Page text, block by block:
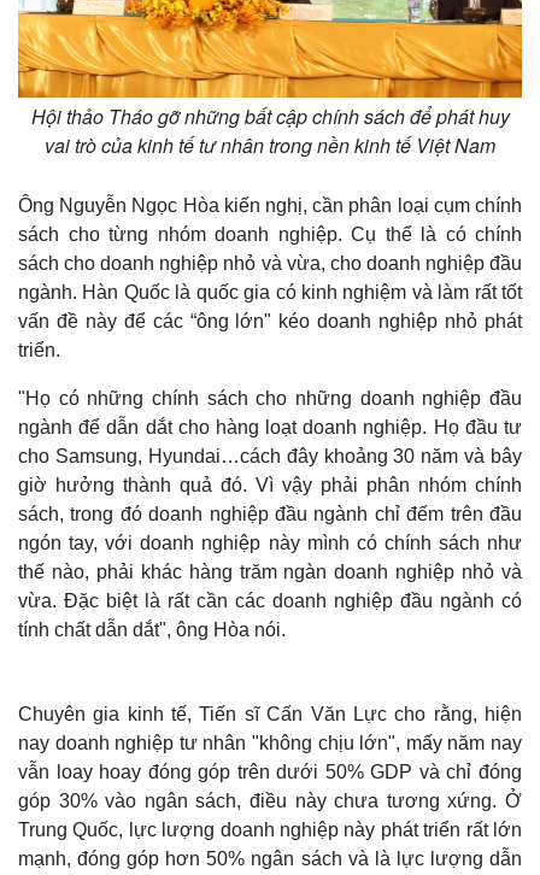
Thế giới
Quan sát
Cuộc sống đó đây
Hồ sơ
Multimedia
Video
Ảnh
E-Magazine
Hội thảo Tháo gỡ những bất cập chính sách để phát huy
vai trò của kinh tế tư nhân trong nền kinh tế Việt Nam
Ông Nguyễn Ngọc Hòa kiến nghị, cần phân loại cụm chính
sách cho từng nhóm doanh nghiệp. Cụ thể là có chính
sách cho doanh nghiệp nhỏ và vừa, cho doanh nghiệp đầu
ngành. Hàn Quốc là quốc gia có kinh nghiệm và làm rất tốt
vấn đề này để các “ông lớn" kéo doanh nghiệp nhỏ phát
triển.
"Họ có những chính sách cho những doanh nghiệp đầu
ngành để dẫn dắt cho hàng loạt doanh nghiệp. Họ đầu tư
cho Samsung, Hyundai…cách đây khoảng 30 năm và bây
giờ hưởng thành quả đó. Vì vậy phải phân nhóm chính
sách, trong đó doanh nghiệp đầu ngành chỉ đếm trên đầu
ngón tay, với doanh nghiệp này mình có chính sách như
thế nào, phải khác hàng trăm ngàn doanh nghiệp nhỏ và
vừa. Đặc biệt là rất cần các doanh nghiệp đầu ngành có
tính chất dẫn dắt", ông Hòa nói.
Chuyên gia kinh tế, Tiến sĩ Cấn Văn Lực cho rằng, hiện
nay doanh nghiệp tư nhân "không chịu lớn", mấy năm nay
vẫn loay hoay đóng góp trên dưới 50% GDP và chỉ đóng
góp 30% vào ngân sách, điều này chưa tương xứng. Ở
Trung Quốc, lực lượng doanh nghiệp này phát triển rất lớn
mạnh, đóng góp hơn 50% ngân sách và là lực lượng dẫn